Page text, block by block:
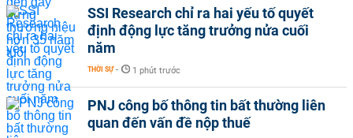
SSI Research chỉ ra hai yếu tố quyết
định động lực tăng trưởng nửa cuối
năm
THỜI SỰ - 1 phút trước
PNJ công bố thông tin bất thường liên
quan đến vấn đề nộp thuế